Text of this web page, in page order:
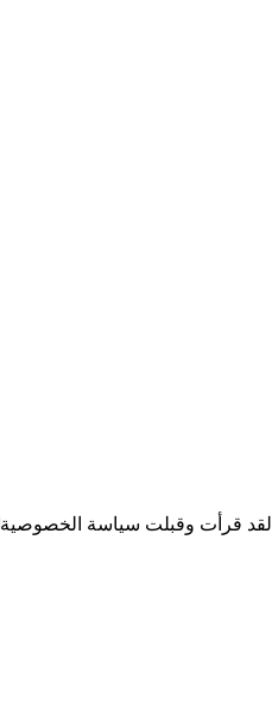
لقد قرأت وقبلت سياسة الخصوصية